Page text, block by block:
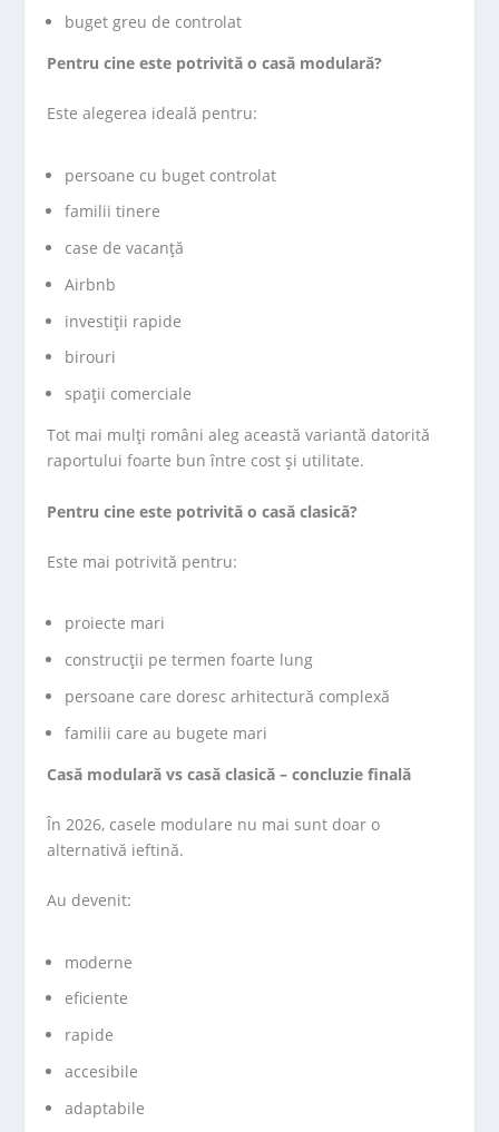
buget greu de controlat
Pentru cine este potrivită o casă modulară?
Este alegerea ideală pentru:
persoane cu buget controlat
familii tinere
case de vacanță
Airbnb
investiții rapide
birouri
spații comerciale
Tot mai mulți români aleg această variantă datorită
raportului foarte bun între cost și utilitate.
Pentru cine este potrivită o casă clasică?
Este mai potrivită pentru:
proiecte mari
construcții pe termen foarte lung
persoane care doresc arhitectură complexă
familii care au bugete mari
Casă modulară vs casă clasică – concluzie finală
În 2026, casele modulare nu mai sunt doar o
alternativă ieftină.
Au devenit:
moderne
eficiente
rapide
accesibile
adaptabile